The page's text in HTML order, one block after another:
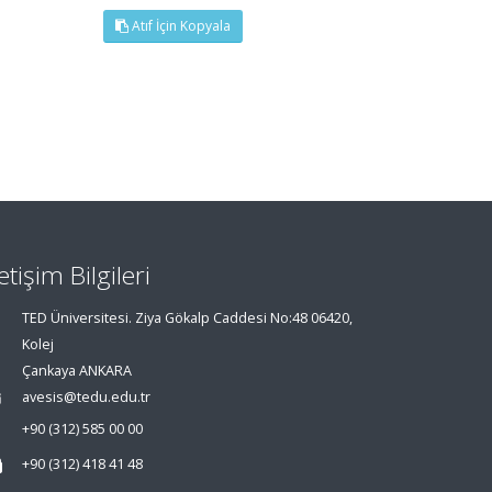
Atıf İçin Kopyala
Bilgileri
TED Üniversitesi. Ziya Gökalp Caddesi No:48 06420,
Kolej
Çankaya ANKARA
avesis@tedu.edu.tr
+90 (312) 585 00 00
+90 (312) 418 41 48